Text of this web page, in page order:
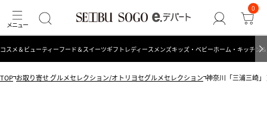
0
コスメ＆ビューティーフード＆スイーツギフト レディース メンズキッズ・ベビーホーム・キッチン
TOP お取り寄せ グルメセレクション/オトリヨセグルメセレクション 神奈川「三浦三崎